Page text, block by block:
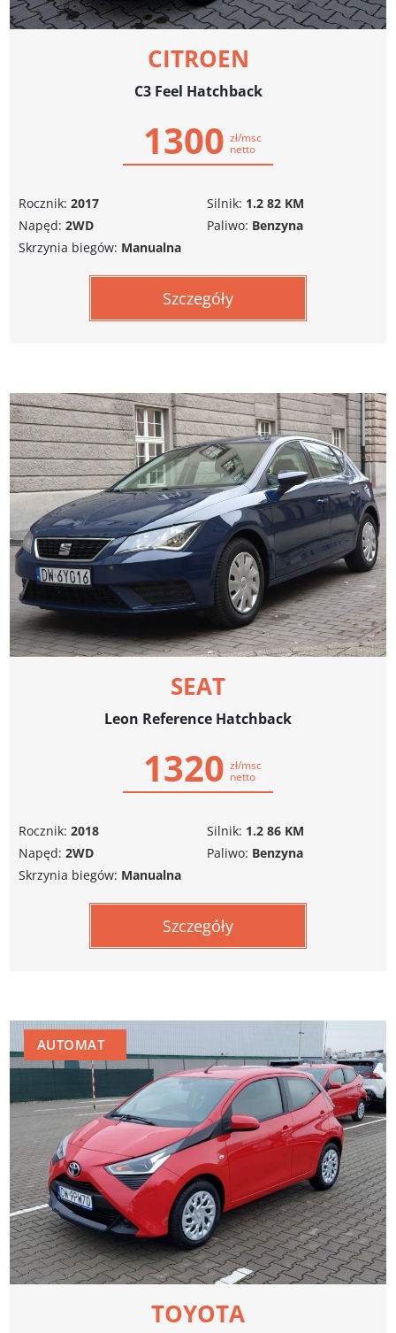
CITROEN
C3 Feel Hatchback
1300 zł/msc
netto
Rocznik: 2017
Napęd: 2WD
Silnik: 1.2 82 KM
Paliwo: Benzyna
Skrzynia biegów: Manualna
Szczegóły
SEAT
Leon Reference Hatchback
1320 zł/msc
netto
Rocznik: 2018
Napęd: 2WD
Silnik: 1.2 86 KM
Paliwo: Benzyna
Skrzynia biegów: Manualna
Szczegóły
AUTOMAT
TOYOTA